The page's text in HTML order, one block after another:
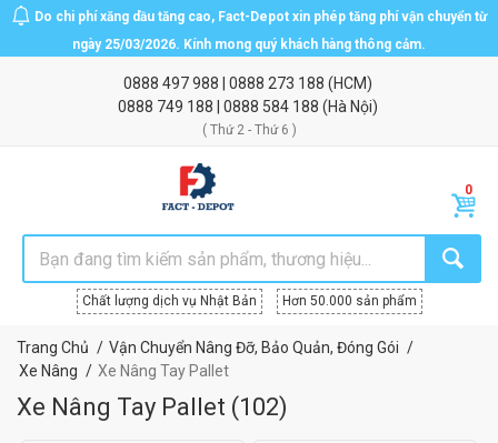
Do chi phí xăng dầu tăng cao, Fact-Depot xin phép tăng phí vận chuyển từ
ngày 25/03/2026. Kính mong quý khách hàng thông cảm.
0888 497 988 0888 273 188 (HCM)
0888 749 188
0888 584 188 (Hà Nội)
( Thứ 2 - Thứ 6 )
Chất lượng dịch vụ Nhật Bản Hơn 50.000 sản phẩm
Trang Chủ
Vận Chuyển Nâng Đỡ, Bảo Quản, Đóng Gói
Xe Nâng
Xe Nâng Tay Pallet
Xe Nâng Tay Pallet (102)